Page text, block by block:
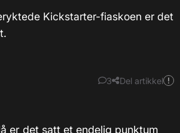
Kickstarter-fiaskoen er det
3 Del artikkel
er det satt et endelig punktum